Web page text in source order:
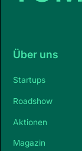
Über uns
Startups
Roadshow
Aktionen
Magazin